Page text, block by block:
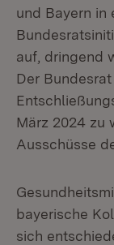
und Bayern in
auf, dringend
Der
März 2024 zu
Ausschüsse
bayerische
sich